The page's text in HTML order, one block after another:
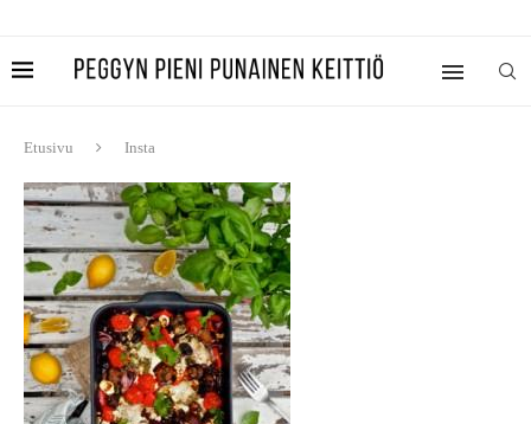
Etusivu Insta